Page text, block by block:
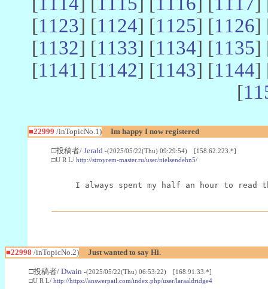
[1123] [1124] [1125] [1126]
[1132] [1133] [1134] [1135]
[1141] [1142] [1143] [1144]
[
■22999 /inTopicNo.1) Im happy I now registered
□投稿者/ Jerald -(2025/05/22(Thu) 09:29:54) [158.62.223.*]
□U R L/ http://stroyrem-master.ru/user/nielsendehn5/
I always spent my half an hour to
■22998 /inTopicNo.2) Just wanted to say Hi.
□投稿者/ Dwain -(2025/05/22(Thu) 06:53:22) [168.91.33.*]
□U R L/ http://https://answerpail.com/index.php/user/laraaldridge4